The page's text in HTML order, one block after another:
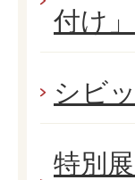
付け」
シビ
特別